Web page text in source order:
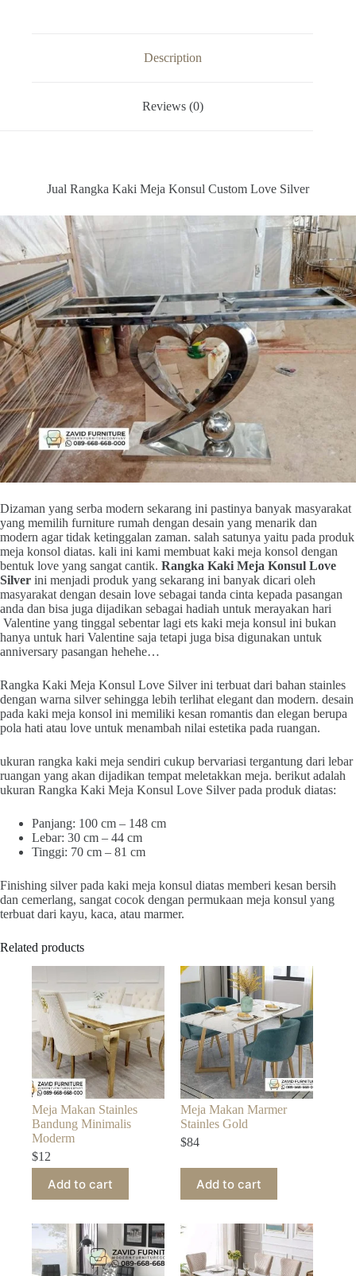
Description
Reviews (0)
Jual Rangka Kaki Meja Konsul Custom Love Silver
Dizaman yang serba modern sekarang ini pastinya banyak masyarakat
yang memilih furniture rumah dengan desain yang menarik dan
modern agar tidak ketinggalan zaman. salah satunya yaitu pada produk
meja konsol diatas. kali ini kami membuat kaki meja konsol dengan
bentuk love yang sangat cantik. Rangka Kaki Meja Konsul Love
Silver ini menjadi produk yang sekarang ini banyak dicari oleh
masyarakat dengan desain love sebagai tanda cinta kepada pasangan
anda dan bisa juga dijadikan sebagai hadiah untuk merayakan hari
Valentine yang tinggal sebentar lagi ets kaki meja konsul ini bukan
hanya untuk hari Valentine saja tetapi juga bisa digunakan untuk
anniversary pasangan hehehe…
Rangka Kaki Meja Konsul Love Silver ini terbuat dari bahan stainles
dengan warna silver sehingga lebih terlihat elegant dan modern. desain
pada kaki meja konsol ini memiliki kesan romantis dan elegan berupa
pola hati atau love untuk menambah nilai estetika pada ruangan.
ukuran rangka kaki meja sendiri cukup bervariasi tergantung dari lebar
ruangan yang akan dijadikan tempat meletakkan meja. berikut adalah
ukuran Rangka Kaki Meja Konsul Love Silver pada produk diatas:
Panjang: 100 cm – 148 cm
Lebar: 30 cm – 44 cm
Tinggi: 70 cm – 81 cm
Finishing silver pada kaki meja konsul diatas memberi kesan bersih
dan cemerlang, sangat cocok dengan permukaan meja konsul yang
terbuat dari kayu, kaca, atau marmer.
Related products
Meja Makan Stainles
Bandung Minimalis
Moderm
$12
Add to cart
Meja Makan Marmer
Stainles Gold
$84
Add to cart